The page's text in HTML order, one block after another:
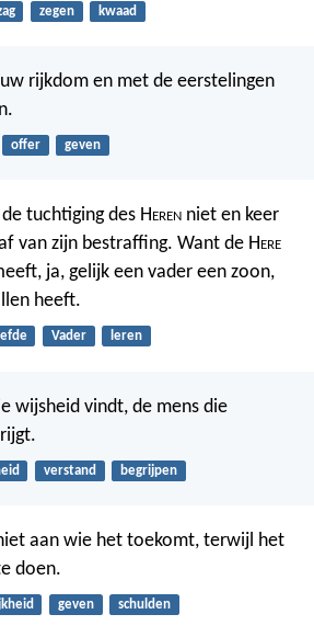
zegen kwaad
rijkdom en met de eerstelingen
offer geven
tuchtiging des Heren niet en keer
van zijn bestraffing. Want de Here
ja, gelijk een vader een zoon,
heeft.
Vader leren
wijsheid vindt, de mens die
verstand begrijpen
aan wie het toekomt, terwijl het
doen.
geven schulden